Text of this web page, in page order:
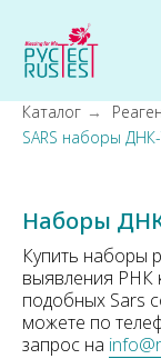
Каталог →
SARS наборы
Наборы
Купить наборы
выявления РНК
подобных Sars
можете по
запрос на